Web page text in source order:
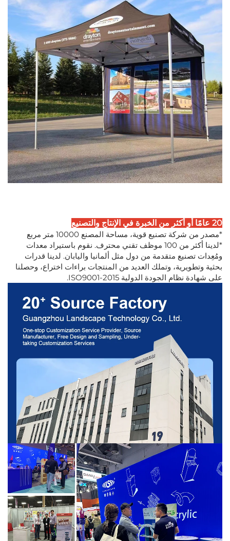
20 عامًا أو أكثر من الخبرة في الإنتاج والتصنيع
*مصدر من شركة تصنيع قوية، مساحة المصنع 10000 متر مربع
*لدينا أكثر من 100 موظف تقني محترف. نقوم باستيراد معدات
ومُعِدات تصنيع متقدمة من دول مثل ألمانيا واليابان. لدينا قدرات
بحثية وتطويرية، وتملك العديد من المنتجات براءات اختراع، وحصلنا
على شهادة نظام الجودة الدولية ISO9001-2015.